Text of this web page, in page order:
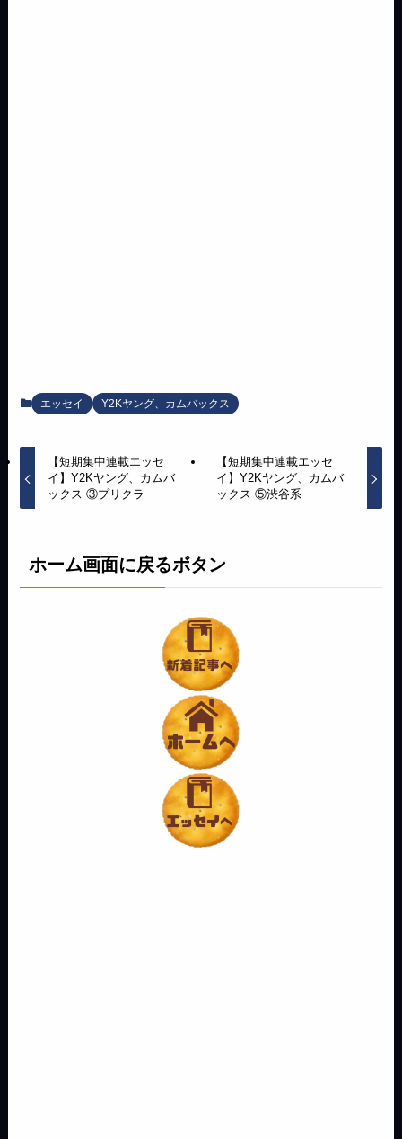
エッセイ Y2Kヤング、カムバックス
【短期集中連載エッセ
イ】Y2Kヤング、カムバ
ックス ③プリクラ
【短期集中連載エッセ
イ】Y2Kヤング、カムバ
ックス ⑤渋谷系
ホーム画面に戻るボタン